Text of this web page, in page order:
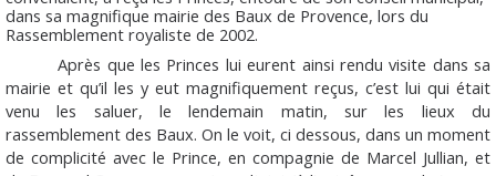
dans sa magnifique mairie des Baux de Provence, lors du
Rassemblement royaliste de 2002.
Après que les Princes lui eurent ainsi rendu visite dans sa
mairie et qu’il les y eut magnifiquement reçus, c’est lui qui était
venu les saluer, le lendemain matin, sur les lieux du
rassemblement des Baux. On le voit, ci dessous, dans un moment
de complicité avec le Prince, en compagnie de Marcel Jullian, et